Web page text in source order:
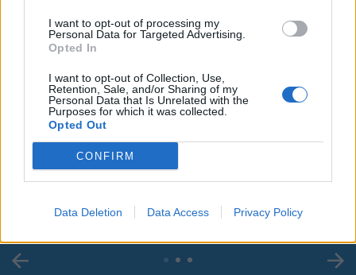
I want to opt-out of processing my
Personal Data for Targeted Advertising.
Opted In
I want to opt-out of Collection, Use,
Retention, Sale, and/or Sharing of my
Personal Data that Is Unrelated with the
Purposes for which it was collected.
Opted Out
CONFIRM
Data Deletion Data Access Privacy Policy
00:00
Leonardo Maria Del Vecchio dall'ex compagna